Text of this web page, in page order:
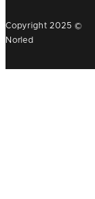
Copyright 2025 ©
Norled